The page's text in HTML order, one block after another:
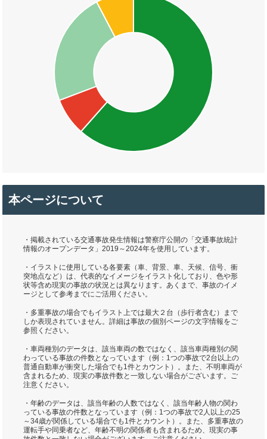
本ページについて
・掲載されている交通事故発生情報は警察庁公開の「交通事故統計
情報のオープンデータ」2019～2024年を使用しています。
・イラストに使用している各要素（車、背景、車、天候、信号、衝
突地点など）は、代表的なイメージをイラスト化しており、色や形
状等含め現実の事故の状況とは異なります。あくまで、事故のイメ
ージとして参考までにご活用ください。
・多重事故の場合でもイラスト上では最大２台（歩行者含む）まで
しか表現されていません。詳細は事故の個別ページの文字情報をご
参照ください。
・車両種別のデータは、該当車両の数ではなく、該当車両種別の関
わっている事故の件数となっています（例：1つの事故で2台以上の
普通自動車が衝突した場合でも1件とカウント）。また、不明車両が
含まれるため、現実の事故件数と一致しない場合がございます。ご
注意ください。
・年齢のデータは、該当年齢の人数ではなく、該当年齢人物の関わ
っている事故の件数となっています（例：1つの事故で2人以上の25
～34歳が関係している場合でも1件とカウント）。また、多重事故の
運転手や同乗者など、年齢不明の関係者も含まれるため、現実の事